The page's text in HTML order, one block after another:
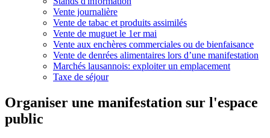
Vente journalière
Vente de tabac et produits assimilés
Vente de muguet le 1er mai
Vente aux enchères commerciales ou de bienfaisance
Vente de denrées alimentaires lors d’une manifestation
Marchés lausannois: exploiter un emplacement
Taxe de séjour
Organiser une manifestation sur l'espace
public